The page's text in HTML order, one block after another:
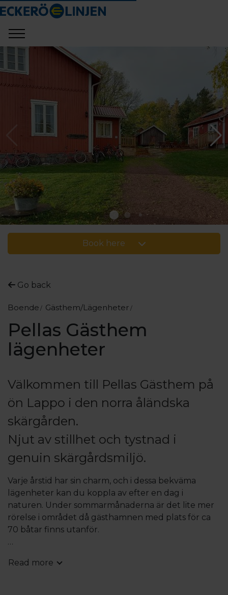
Book here
Go back
Boende Gästhem/Lägenheter
Pellas Gästhem
lägenheter
Välkommen till Pellas Gästhem på
ön Lappo i den norra åländska
skärgården.
Njut av stillhet och tystnad i
genuin skärgårdsmiljö.
Varje årstid har sin charm, och i dessa bekväma
lägenheter kan du koppla av efter en dag i
naturen. Under sommarmånaderna är det lite mer
rörelse i området då gästhamnen med plats för ca
70 båtar finns utanför.
personer, tvrårumslägenheter för 2-4 personer och
Read more